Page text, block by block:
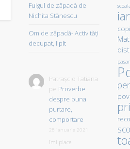
Fulgul de zăpadă de
Nichita Stănescu
Om de zăpadă- Activităţi
decupat, lipit
Patrașcio Tatiana
pe Proverbe
despre buna
purtare,
comportare
28 ianuarie 2021
îmi place